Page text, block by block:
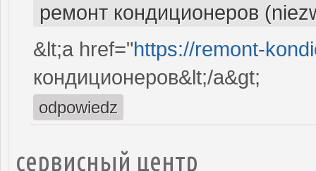
ремонт кондиционеров
&lt;a href="https://remont-
кондиционеров&lt;/a&gt;
odpowiedz
сервисный центр